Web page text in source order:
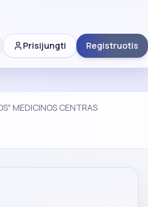
Prisijungti Registruotis
MEDICINOS CENTRAS